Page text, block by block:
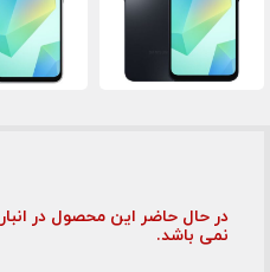
در حال حاضر این محصول در
نمی باشد.